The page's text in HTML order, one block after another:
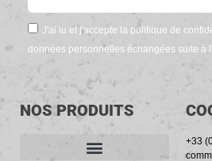
J'ai lu et j'accepte la politique de
données personnelles échangées suite à
NOS PRODUITS
+33